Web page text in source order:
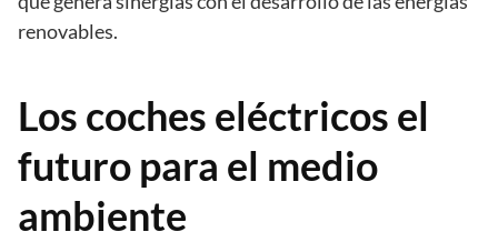
renovables.
Los coches eléctricos el
futuro para el medio
ambiente